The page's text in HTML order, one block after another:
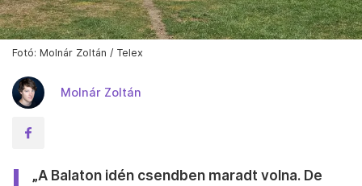
Fotó: Molnár Zoltán / Telex
Molnár Zoltán
„A Balaton idén csendben maradt volna. De